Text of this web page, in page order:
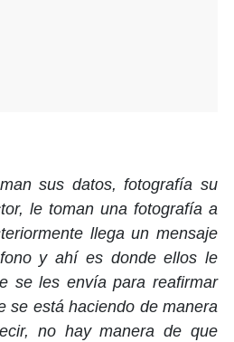
sus datos, fotografía su
le toman una fotografía a
llega un mensaje
y ahí es donde ellos le
se les envía para reafirmar
se está haciendo de manera
no hay manera de que